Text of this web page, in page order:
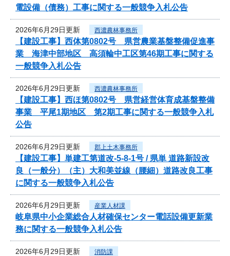
電設備（債務）工事に関する一般競争入札公告
2026年6月29日更新 西濃農林事務所
【建設工事】西体第0802号 県営農業基盤整備促進事
業 海津中部地区 高須輪中工区第46期工事に関する
一般競争入札公告
2026年6月29日更新 西濃農林事務所
【建設工事】西ほ第0802号 県営経営体育成基盤整備
事業 平尾1期地区 第2期工事に関する一般競争入札
公告
2026年6月29日更新 郡上土木事務所
【建設工事】単建工第道改-5-8-1号 / 県単 道路新設改
良（一般分）（主）大和美並線（腰細）道路改良工事
に関する一般競争入札公告
2026年6月29日更新 産業人材課
岐阜県中小企業総合人材確保センター電話設備更新業
務に関する一般競争入札公告
2026年6月29日更新 消防課